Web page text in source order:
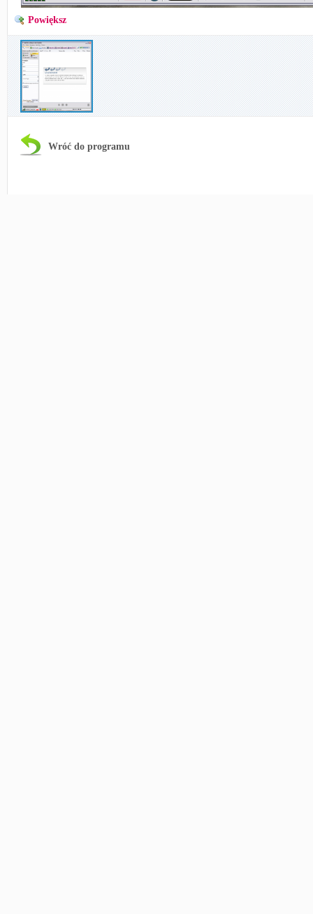
Powiększ
Wróć do programu